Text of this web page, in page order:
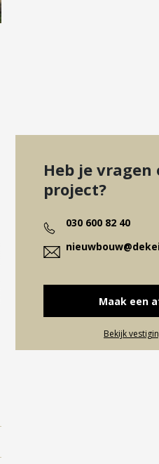
Heb je vragen
project?
030 600 82 40
Maak een
Bekijk